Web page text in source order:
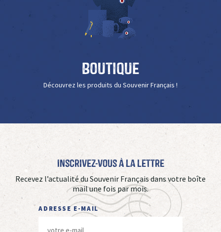
Boutique
Découvrez les produits du Souvenir Français !
Inscrivez-vous à La Lettre
Recevez l’actualité du Souvenir Français dans votre boîte
mail une fois par mois.
ADRESSE E-MAIL